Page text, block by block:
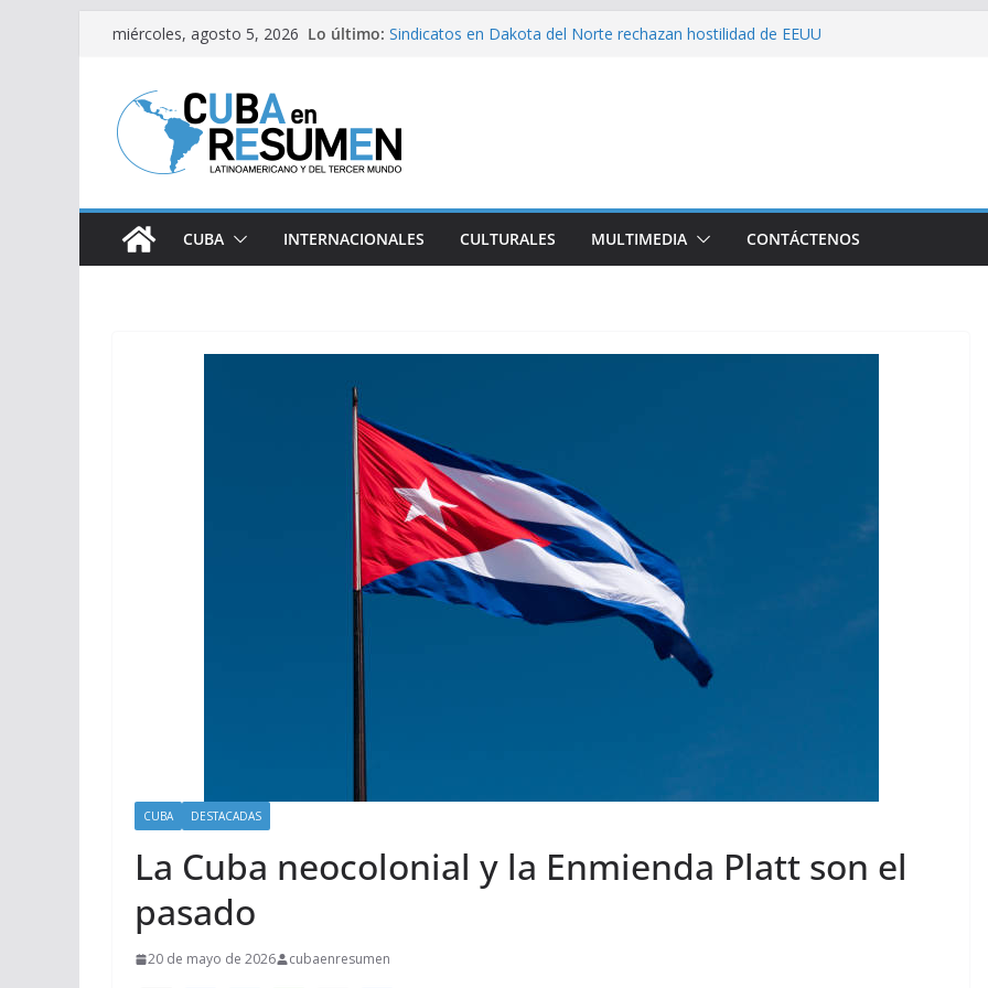
Saltar
contenido
miércoles, agosto 5, 2026 Lo último: Sindicatos en Dakota del Norte rechazan hostilidad de EEUU
Brasil retira a embajador y rebaja relación diplomática con
Argentina
CUBA INTERNACIONALES CULTURALES MULTIMEDIA CONTÁCTENOS
CUBA DESTACADAS
La Cuba neocolonial y la Enmienda Platt son el
pasado
20 de mayo de 2026 cubaenresumen